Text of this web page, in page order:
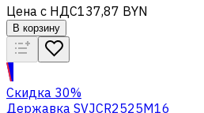
Цена с НДС137,87 BYN
В корзину
Скидка 30%
Державка SVJCR2525M16